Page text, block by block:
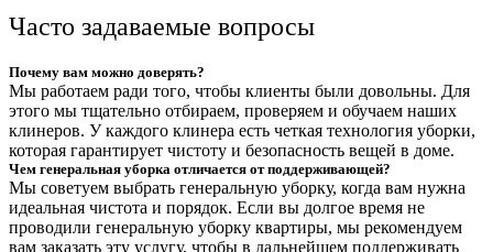
Часто задаваемые вопросы
Почему вам можно доверять?
Мы работаем ради того, чтобы клиенты были довольны. Для
этого мы тщательно отбираем, проверяем и обучаем наших
клинеров. У каждого клинера есть четкая технология уборки,
которая гарантирует чистоту и безопасность вещей в доме.
Чем генеральная уборка отличается от поддерживающей?
Мы советуем выбрать генеральную уборку, когда вам нужна
идеальная чистота и порядок. Если вы долгое время не
проводили генеральную уборку квартиры, мы рекомендуем
вам заказать эту услугу, чтобы в дальнейшем поддерживать